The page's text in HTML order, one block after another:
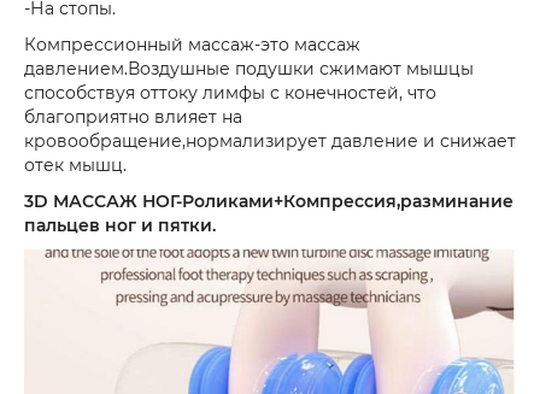
-На стопы.
Компрессионный массаж-это массаж
давлением.Воздушные подушки сжимают мышцы
способствуя оттоку лимфы с конечностей, что
благоприятно влияет на
кровообращение,нормализирует давление и снижает
отек мышц.
3D МАССАЖ НОГ-Роликами+Компрессия,разминание
пальцев ног и пятки.